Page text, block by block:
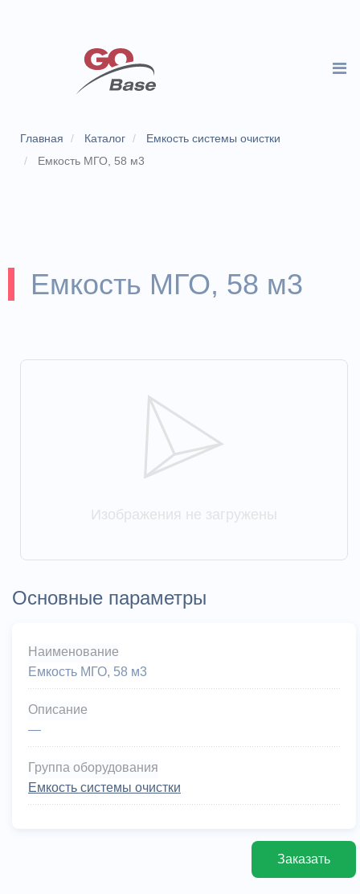
Главная Каталог
Емкость системы очистки
Емкость МГО, 58 м3
Емкость МГО, 58 м3
Изображения не загружены
Основные параметры
Наименование
Емкость МГО, 58 м3
Описание
—
Группа оборудования
Емкость системы очистки
Заказать